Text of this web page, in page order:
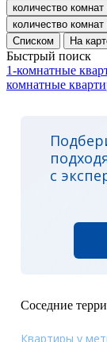
количество
количество
Списком
На
Быстрый поиск
1-комнатные
комнатные
с
Соседние
Квартиры у